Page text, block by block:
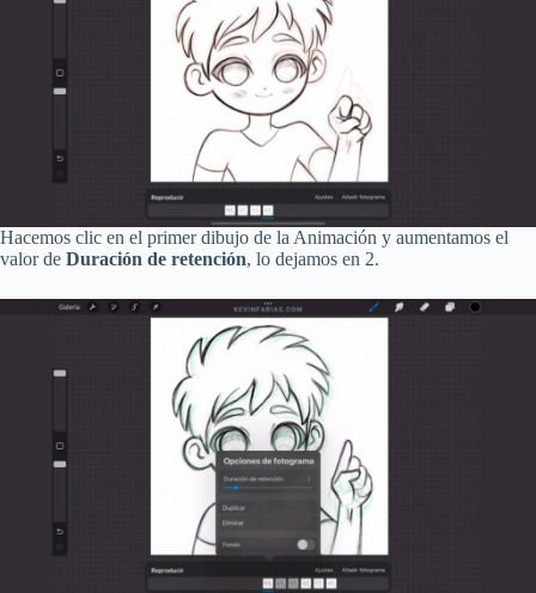
Hacemos clic en el primer dibujo de la Animación y aumentamos el
valor de Duración de retención, lo dejamos en 2.